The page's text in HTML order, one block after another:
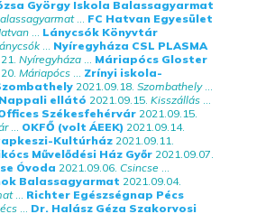
György Iskola Balassagyarmat
... FC Hatvan Egyesület
... Lánycsók Könyvtár
... Nyíregyháza CSL PLASMA
Nyíregyháza ... Máriapócs Gloster
Máriapócs ... Zrínyi iskola-
2021.09.18. Szombathely...
ellátó 2021.09.15. Kisszállás ...
Székesfehérvár 2021.09.15.
... OKFŐ (volt ÁEEK) 2021.09.14.
Kultúrház 2021.09.11.
Művelődési Ház Győr 2021.09.07.
Óvoda 2021.09.06. Csincse ...
Balassagyarmat 2021.09.04.
... Richter Egészségnap Pécs
... Dr. Halász Géza Szakorvosi